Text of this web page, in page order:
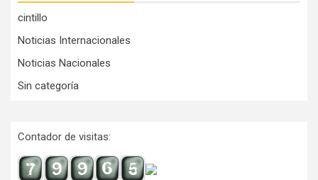
cintillo
Noticias Internacionales
Noticias Nacionales
Sin categoría
Contador de visitas: